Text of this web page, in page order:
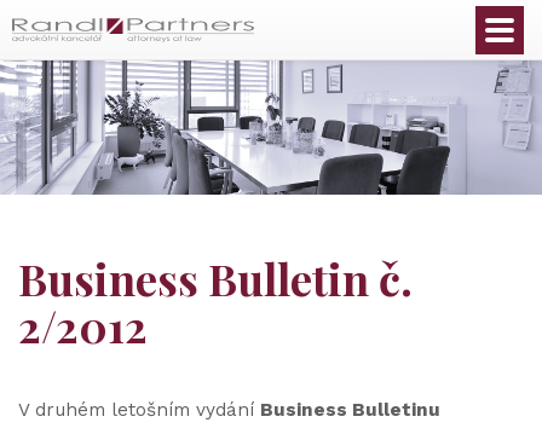
Business Bulletin č.
2/2012
V druhém letošním vydání Business Bulletinu
Čeština